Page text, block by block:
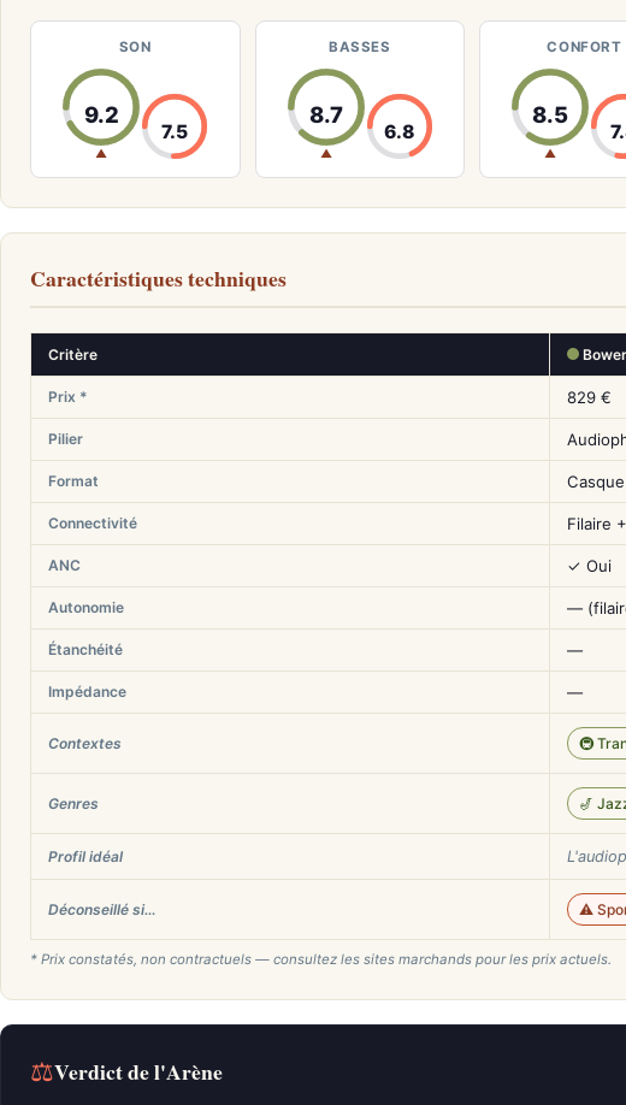
SON
9.2
▲
7.5
BASSES
8.7
▲
6.8
CONFORT
8.5
▲
Caractéristiques techniques
Critère
Prix * 829 €
Pilier
Format
Connectivité Filaire
ANC ✓ Oui
Autonomie —
Étanchéité —
Impédance —
Contextes 🚇
Genres 🎷
Profil idéal
Déconseillé si… ⚠️
* Prix constatés, non contractuels — consultez les sites marchands pour les prix actuels.
⚖Verdict de l'Arène